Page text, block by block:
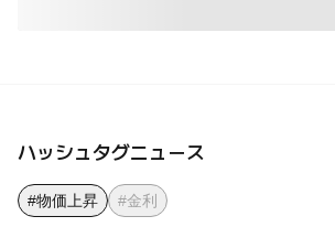
ハッシュタグニュース
#物価上昇 #金利